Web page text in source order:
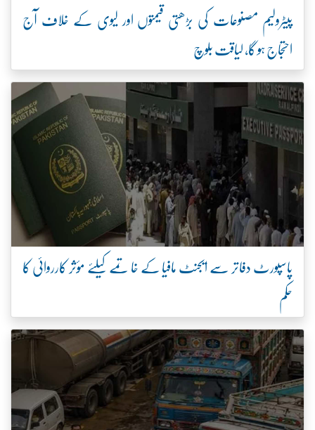
پیٹرولیم مصنوعات کی بڑھتی قیمتوں اور لیوی کے خلاف آج
احتجاج ہو گا، لیاقت بلوچ
پاسپورٹ دفاتر سے ایجنٹ مافیا کے خاتمے کیلئے مؤثر کارروائی کا
حکم